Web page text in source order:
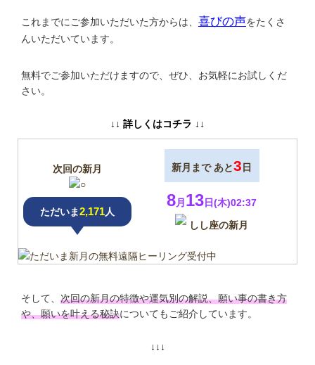
これまでにご参加いただいた方からは、 喜びの声をたくさ
んいただいています。
無料でご参加いただけますので、ぜひ、お気軽にお試しくだ
さい。
↓↓ 詳しくはコチラ ↓↓
次回の新月
ただいま2,171人
新月まで あと3 日
8月 13日(木)02:37
しし座の新月
そして、 次回の新月の特徴や運気別の解説、願い事の書き方
や、願いを叶える秘訣についてもご紹介しています。
↓↓↓